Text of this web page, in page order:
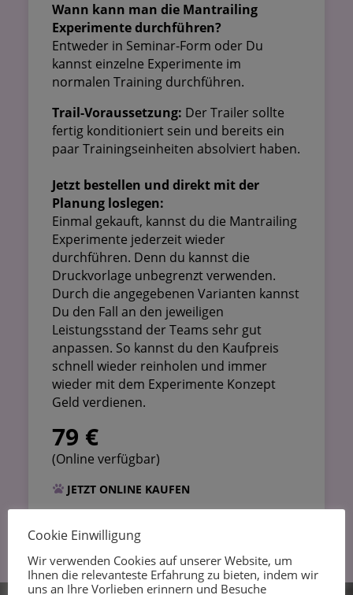
Wann kann man die Mantrailing
Experimente durchführen?
Entweder in Seminar-Form oder Du
kannst einzelne Experimente im
normalen Training durchführen.
Trail-Voraussetzung: Der Trailer sollte
fertig konditioniert sein und bereits ein
paar Trainingseinheiten absolviert haben.
Jetzt bestellen und direkt mit der
Planung loslegen:
Einmal gekauft, kannst du die Mantrailing
Experimente jederzeit wieder
durchführen. Denn du kannst die
Druckvorlage unbegrenzt verwenden.
Durch die angegebenen Varianten kannst
Du den Fall an den jeweiligen
Leistungsstand der Teams sehr gut
anpassen. So kannst du den Kaufpreis
schnell wieder reinholen und immer
wieder mit dem Experimente Konzept
Geld verdienen.
79 €
(Online verfügbar)
JETZT ONLINE KAUFEN
Cookie Einwilligung
Wir verwenden Cookies auf unserer Website, um
Ihnen die relevanteste Erfahrung zu bieten, indem wir
uns an Ihre Vorlieben erinnern und Besuche